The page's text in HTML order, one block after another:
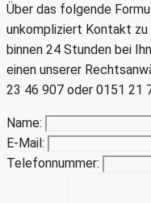
Über das folgende
unkompliziert Kontakt zu
binnen 24 Stunden bei
einen unserer
23 46 907 oder 0151 21
Name:
E-Mail:
Telefonnummer: